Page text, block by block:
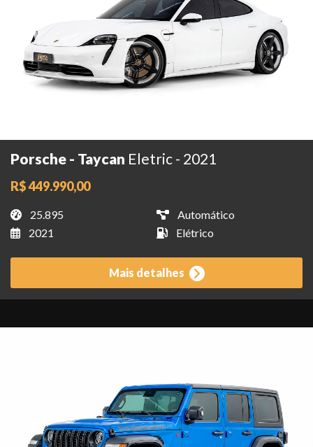
Porsche - Taycan Eletric - 2021
R$ 449.990,00
25.895
Automático
2021
Elétrico
Mais detalhes